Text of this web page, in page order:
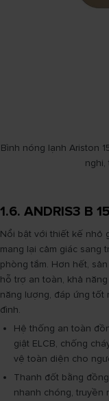
Bình nóng lạnh Ariston
nghi,
1.6. ANDRIS3 B 15
Nổi bật với thiết kế nhỏ
mang lại cảm giác sang
phòng tắm. Hơn hết,
hỗ trợ an toàn, khả
năng lượng, đáp ứng tốt
đình.
Hệ thống an toàn
giật ELCB, chống
vệ toàn diện cho
Thanh đốt bằng
nhanh chóng, truyền